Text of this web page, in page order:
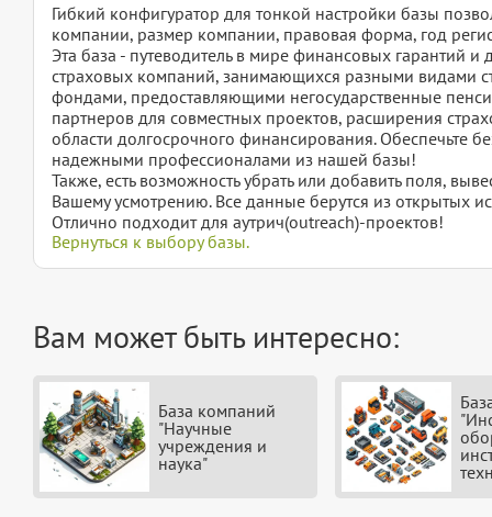
Гибкий конфигуратор для тонкой настройки базы
компании, размер компании, правовая форма, год
Эта база - путеводитель в мире финансовых гарантий
страховых компаний, занимающихся разными видами
фондами, предоставляющими негосударственные
партнеров для совместных проектов, расширения
области долгосрочного финансирования. Обеспечьте
надежными профессионалами из нашей базы!
Также, есть возможность убрать или добавить поля,
Вашему усмотрению. Все данные берутся из открытых
Отлично подходит для аутрич(outreach)-проектов!
Вернуться к выбору базы.
Вам может быть интересно:
База компаний
"Научные
учреждения и
наука"